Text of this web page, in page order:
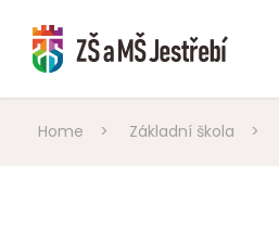
Home > Základní škola >